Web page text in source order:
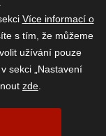
Kanice 307, 664 01
Více informací o
s tím, že můžeme
užívání pouze
sekci „Nastavení
zde